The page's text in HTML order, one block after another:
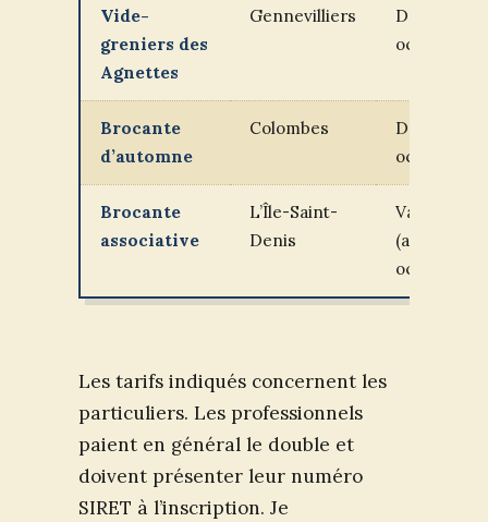
Vide-
greniers des
Agnettes
Gennevilliers
Début
octobre
Brocante
d’automne
Colombes
Début
octobre
Brocante
associative
L’Île-Saint-
Denis
Variable
(avril ou
oct.)
Les tarifs indiqués concernent les
particuliers. Les professionnels
paient en général le double et
doivent présenter leur numéro
SIRET à l’inscription. Je